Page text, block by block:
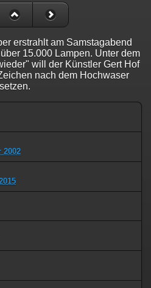
erstrahlt am Samstagabend
15.000 Lampen. Unter dem
will der Künstler Gert Hof
nach dem Hochwaser
setzen.
2002